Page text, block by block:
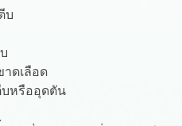
บ
ดเลือด
บหรืออุดตัน